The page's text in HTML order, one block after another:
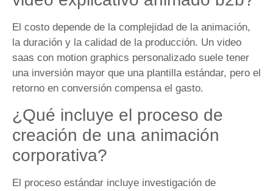
El costo depende de la complejidad de la animación,
la duración y la calidad de la producción. Un video
saas con motion graphics personalizado suele tener
una inversión mayor que una plantilla estándar, pero el
retorno en conversión compensa el gasto.
¿Qué incluye el proceso de
creación de una animación
corporativa?
El proceso estándar incluye investigación de